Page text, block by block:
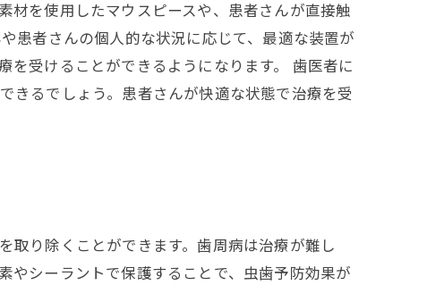
材を使用したマウスピースや、患者さんが直接触
患者さんの個人的な状況に応じて、最適な装置が
受けることができるようになります。 歯医者に
きるでしょう。患者さんが快適な状態で治療を受
取り除くことができます。歯周病は治療が難し
やシーラントで保護することで、虫歯予防効果が